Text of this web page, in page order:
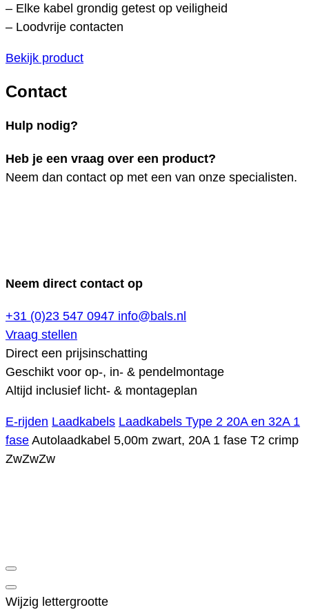
– Elke kabel grondig getest op veiligheid
– Loodvrije contacten
Bekijk product
Contact
Hulp nodig?
Heb je een vraag over een product?
Neem dan contact op met een van onze specialisten.
Neem direct contact op
+31 (0)23 547 0947 info@bals.nl
Vraag stellen
Direct een prijsinschatting
Geschikt voor op-, in- & pendelmontage
Altijd inclusief licht- & montageplan
E-rijden Laadkabels Laadkabels Type 2 20A en 32A 1
fase Autolaadkabel 5,00m zwart, 20A 1 fase T2 crimp
ZwZwZw
Wijzig lettergrootte